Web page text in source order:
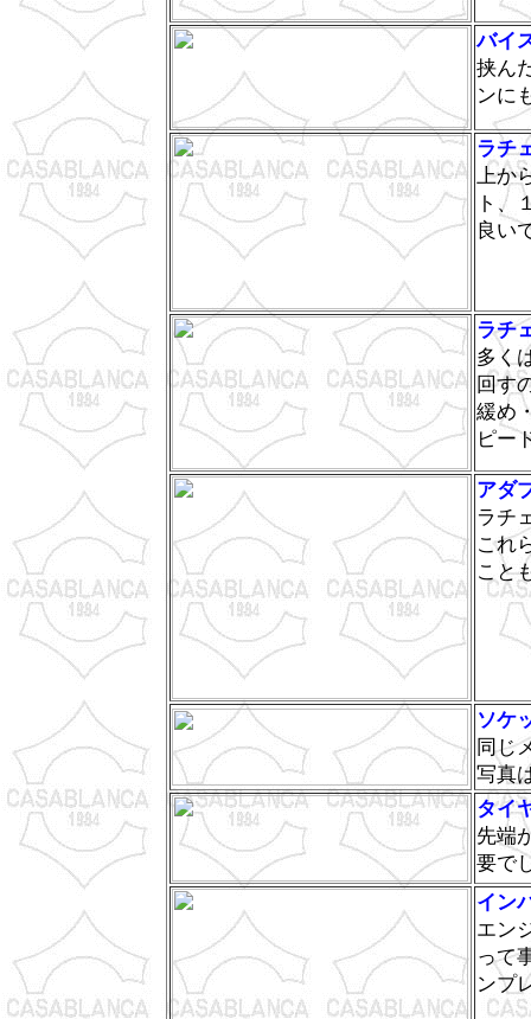
バイ
挟ん
ンに
ラチ
上か
ト、
良い
ラチ
多く
回す
緩め
ピー
アダ
ラチ
これ
こと
ソケ
同じ
写真
タイ
先端
要で
イン
エン
って
ンプ